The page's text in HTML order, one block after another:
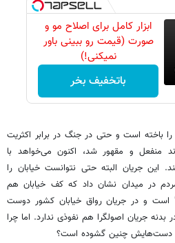
ابزار کامل برای اصلاح مو و
صورت (قیمت رو ببینی باور
نمیکنی!)
باتخفیف بخر
را باخته است و حتی در جنگ در برابر اکثریت
منفعل و مقهور شد، اکنون می‌خواهد با
این جریان البته حتی نتوانست خیابان را
در میدان نشان داد که کف خیابان هم
است و در جریان رواق خیابان کشور دوست
جریان اصولگرا هم نفوذی ندارد. اما چرا
دست‌هایش چنین گشوده است؟